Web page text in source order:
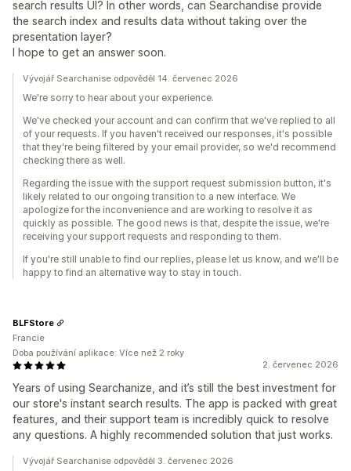
search results UI? In other words, can Searchandise provide
the search index and results data without taking over the
presentation layer?
I hope to get an answer soon.
Vývojář Searchanise odpověděl 14. červenec 2026
We're sorry to hear about your experience.
We've checked your account and can confirm that we've replied to all
of your requests. If you haven't received our responses, it's possible
that they're being filtered by your email provider, so we'd recommend
checking there as well.
Regarding the issue with the support request submission button, it's
likely related to our ongoing transition to a new interface. We
apologize for the inconvenience and are working to resolve it as
quickly as possible. The good news is that, despite the issue, we're
receiving your support requests and responding to them.
If you're still unable to find our replies, please let us know, and we'll be
happy to find an alternative way to stay in touch.
2. červenec 2026
Years of using Searchanize, and it’s still the best investment for
our store's instant search results. The app is packed with great
features, and their support team is incredibly quick to resolve
any questions. A highly recommended solution that just works.
BLFStore
Francie
Doba používání aplikace: Více než 2 roky
Vývojář Searchanise odpověděl 3. červenec 2026